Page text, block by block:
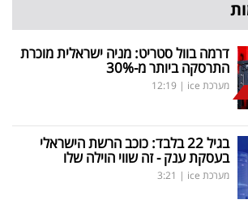
דרמה בוול סטריט: מניה ישראלית מוכרת
התרסקה ביותר מ-30%
מערכת ice |
12:19
בגיל 22 בלבד: כוכב הרשת הישראלי
בעסקת ענק - זה שווי הוילה שלו
מערכת ice |
3:21